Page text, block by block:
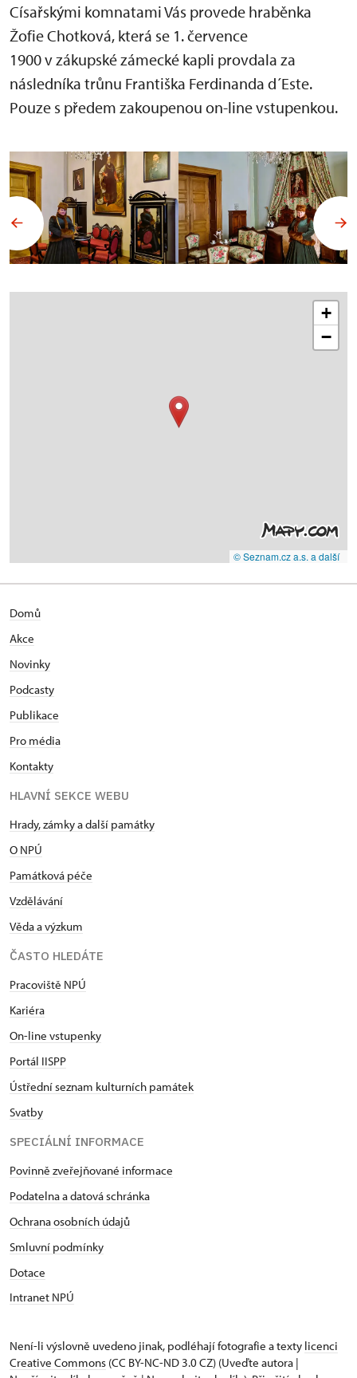
Císařskými komnatami Vás provede hraběnka
Žofie Chotková, která se 1. července
1900 v zákupské zámecké kapli provdala za
následníka trůnu Františka Ferdinanda d´Este.
Pouze s předem zakoupenou on-line vstupenkou.
+
−
© Seznam.cz a.s. a další
Domů
Akce
Novinky
Podcasty
Publikace
Pro média
Kontakty
HLAVNÍ SEKCE WEBU
Hrady, zámky a další památky
O NPÚ
Památková péče
Vzdělávání
Věda a výzkum
ČASTO HLEDÁTE
Pracoviště NPÚ
Kariéra
On-line vstupenky
Portál IISPP
Ústřední seznam kulturních památek
Svatby
SPECIÁLNÍ INFORMACE
Povinně zveřejňované informace
Podatelna a datová schránka
Ochrana osobních údajů
Smluvní podmínky
Dotace
Intranet NPÚ
Není-li výslovně uvedeno jinak, podléhají fotografie a texty licenci
Creative Commons (CC BY-NC-ND 3.0 CZ) (Uveďte autora |